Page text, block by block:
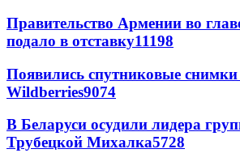
Правительство Армении во
подало в отставку11198
Появились спутниковые снимки
Wildberries9074
В Беларуси осудили лидера
Трубецкой Михалка5728